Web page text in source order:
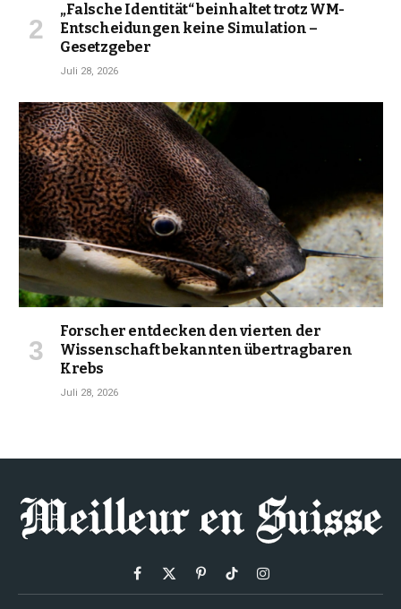
„Falsche Identität“ beinhaltet trotz WM-
Entscheidungen keine Simulation –
Gesetzgeber
Juli 28, 2026
Forscher entdecken den vierten der
Wissenschaft bekannten übertragbaren
Krebs
Juli 28, 2026
Facebook
X
PinterestTikTokInstagram